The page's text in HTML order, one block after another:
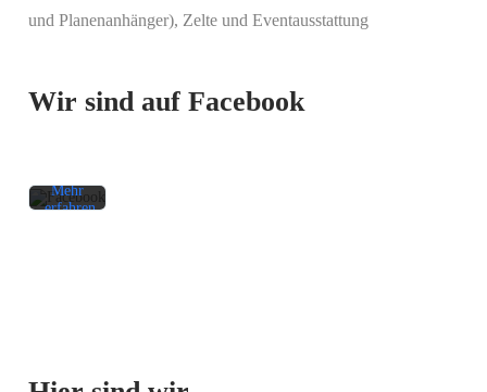
und Planenanhänger), Zelte und Eventausstattung
Wir sind auf Facebook
Mit
akzeptieren
Mehr
erfahren